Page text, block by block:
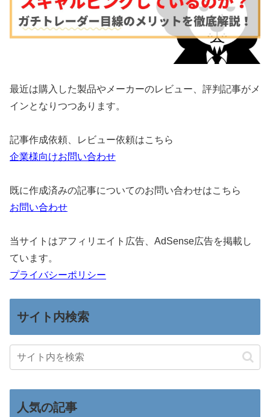
最近は購入した製品やメーカーのレビュー、評判記事がメ
インとなりつつあります。
記事作成依頼、レビュー依頼はこちら
企業様向けお問い合わせ
既に作成済みの記事についてのお問い合わせはこちら
お問い合わせ
当サイトはアフィリエイト広告、AdSense広告を掲載し
ています。
プライバシーポリシー
サイト内検索
人気の記事